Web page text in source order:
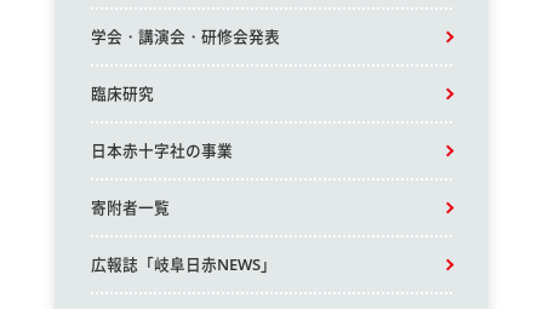
学会・講演会・研修会発表
臨床研究
日本赤十字社の事業
寄附者一覧
広報誌「岐阜日赤NEWS」